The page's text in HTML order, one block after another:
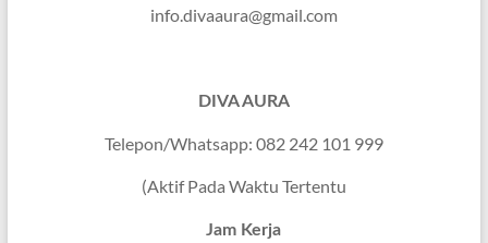
info.divaaura@gmail.com
DIVA AURA
Telepon/Whatsapp: 082 242 101 999
(Aktif Pada Waktu Tertentu
Jam Kerja